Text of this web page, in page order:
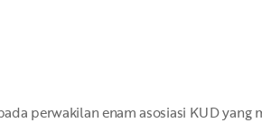
perwakilan enam asosiasi KUD yang